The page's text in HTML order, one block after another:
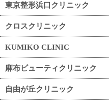
東京整形浜口クリニック
クロスクリニック
KUMIKO CLINIC
麻布ビューティクリニック
自由が丘クリニック